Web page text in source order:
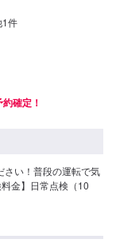
1件
確定！
さい！普段の運転で気
金】日常点検（10